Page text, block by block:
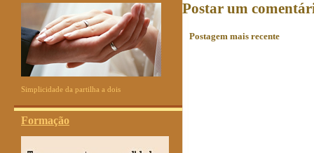
Simplicidade da partilha a dois
Formação
Postar um
Postagem mais recente